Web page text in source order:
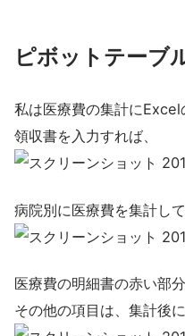
ピボットテーブ
私は医療費の集計に
領収書を入力すれば、
病院別に医療費を集計して
医療費の明細書の赤い部
その他の項目は、集計後に